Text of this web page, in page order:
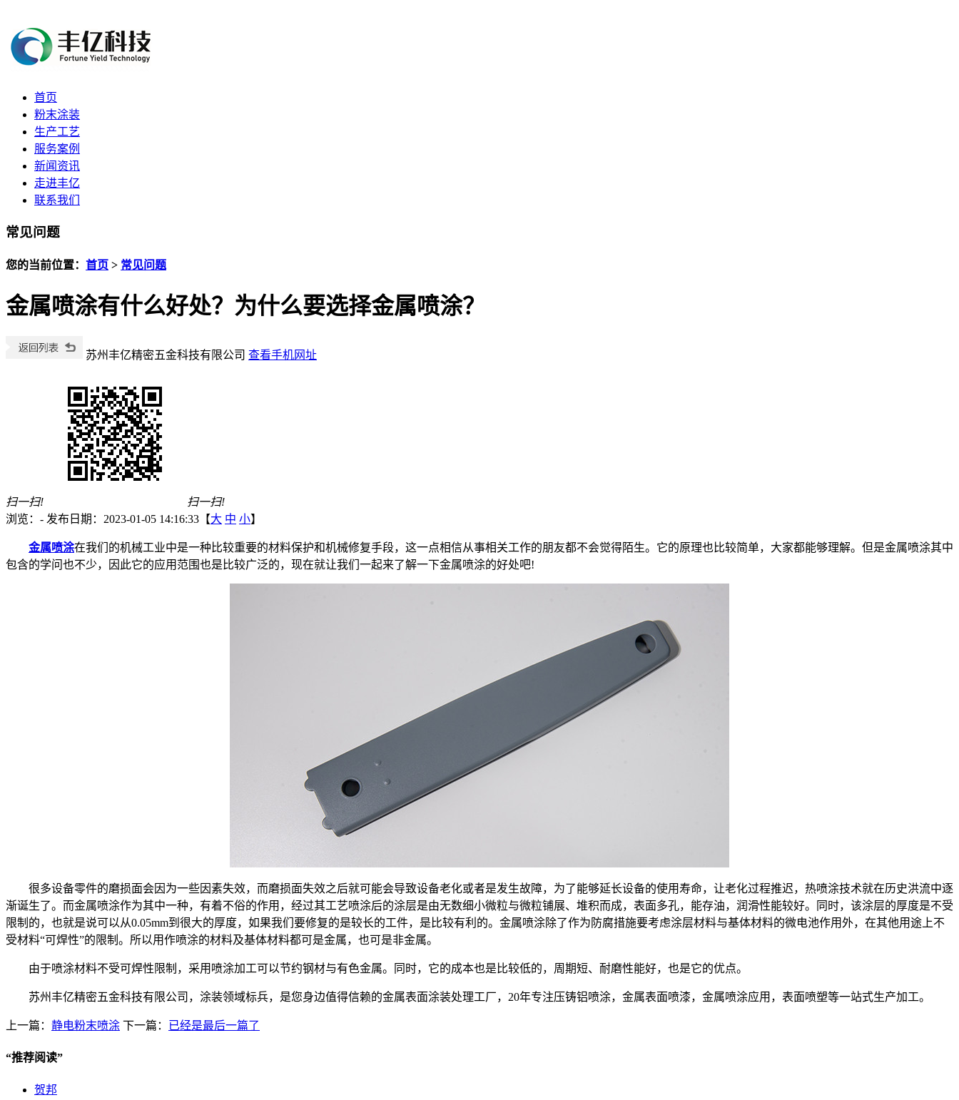
首页
粉末涂装
生产工艺
服务案例
新闻资讯
走进丰亿
联系我们
常见问题
您的当前位置： 首页 > 常见问题
金属喷涂有什么好处？为什么要选择金属喷涂？
苏州丰亿精密五金科技有限公司 查看手机网址
扫一扫!
扫一扫!
浏览： - 发布日期：2023-01-05 14:16:33【大 中 小】
金属喷涂在我们的机械工业中是一种比较重要的材料保护和机械修复手段，这一点相信从事相关工作的朋友都不会觉得陌生。它的原理也比较简单，大家都能够理解。但是金属喷涂其中
包含的学问也不少，因此它的应用范围也是比较广泛的，现在就让我们一起来了解一下金属喷涂的好处吧!
很多设备零件的磨损面会因为一些因素失效，而磨损面失效之后就可能会导致设备老化或者是发生故障，为了能够延长设备的使用寿命，让老化过程推迟，热喷涂技术就在历史洪流中逐
渐诞生了。而金属喷涂作为其中一种，有着不俗的作用，经过其工艺喷涂后的涂层是由无数细小微粒与微粒铺展、堆积而成，表面多孔，能存油，润滑性能较好。同时，该涂层的厚度是不受
限制的，也就是说可以从0.05mm到很大的厚度，如果我们要修复的是较长的工件，是比较有利的。金属喷涂除了作为防腐措施要考虑涂层材料与基体材料的微电池作用外，在其他用途上不
受材料“可焊性”的限制。所以用作喷涂的材料及基体材料都可是金属，也可是非金属。
由于喷涂材料不受可焊性限制，采用喷涂加工可以节约钢材与有色金属。同时，它的成本也是比较低的，周期短、耐磨性能好，也是它的优点。
苏州丰亿精密五金科技有限公司，涂装领域标兵，是您身边值得信赖的金属表面涂装处理工厂，20年专注压铸铝喷涂，金属表面喷漆，金属喷涂应用，表面喷塑等一站式生产加工。
上一篇： 静电粉末喷涂 下一篇： 已经是最后一篇了
“推荐阅读”
贺邦